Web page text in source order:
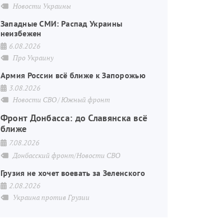
Новости Украины
Западные СМИ: Распад Украины
неизбежен
6.08.2026
Про Украину
Армия России всё ближе к Запорожью
3.08.2026
Новости СВО Южный фронт
Фронт Донбасса: до Славянска всё
ближе
7.08.2026
Донбасский фронт/Новости СВО
Грузия не хочет воевать за Зеленского
2.08.2026
Украина против Грузии